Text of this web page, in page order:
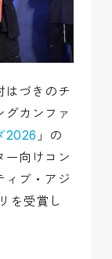
はづきのチ
グカンファ
2026 」の
ー向けコン
ィブ・アジ
を受賞し